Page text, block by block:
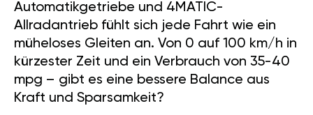
Automatikgetriebe und 4MATIC-
Allradantrieb fühlt sich jede Fahrt wie ein
müheloses Gleiten an. Von 0 auf 100 km/h in
kürzester Zeit und ein Verbrauch von 35-40
mpg – gibt es eine bessere Balance aus
Kraft und Sparsamkeit?